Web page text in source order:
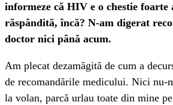
informeze că HIV e o chestie foarte
răspândită, încă? N-am digerat
doctor nici până acum.
Am plecat dezamăgită de cum a
de recomandările medicului. Nici nu-
la volan, parcă urlau toate din mine